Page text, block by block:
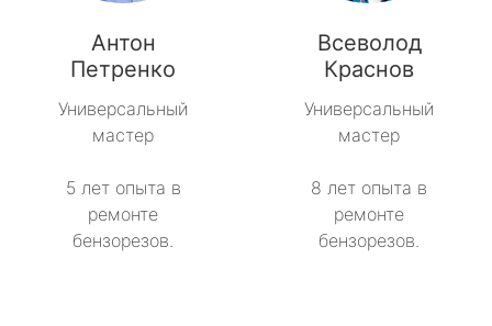
Антон
Петренко
Универсальный
мастер
5 лет опыта в
ремонте
бензорезов.
Всеволод
Краснов
Универсальный
мастер
8 лет опыта в
ремонте
бензорезов.